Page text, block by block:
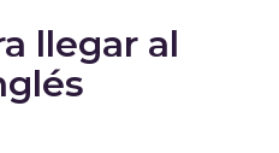
llegar al